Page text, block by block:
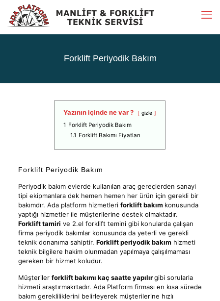
Forklift Periyodik Bakım
Yazının içinde ne var ? gizle
1 Forklift Periyodik Bakım
1.1 Forklift Bakımı Fiyatları
Forklift Periyodik Bakım
Periyodik bakım evlerde kullanılan araç gereçlerden sanayi
tipi ekipmanlara dek hemen hemen her ürün için gerekli bir
bakımdır. Ada platform hizmetleri forklift bakım konusunda
yaptığı hizmetler ile müşterilerine destek olmaktadır.
Forklift tamiri ve 2.el forklift temini gibi konularda çalışan
firma periyodik bakımlar konusunda da yeterli ve gerekli
teknik donanıma sahiptir. Forklift periyodik bakım hizmeti
teknik bilgilere hakim olunmadan yapılmaya çalışılmaması
gereken bir hizmet koludur.
Müşteriler forklift bakımı kaç saatte yapılırgibi sorularla
hizmeti araştırmakrtadır. Ada Platform firması en kısa sürede
bakım gerekliliklerini belirleyerek müşterilerine hızlı